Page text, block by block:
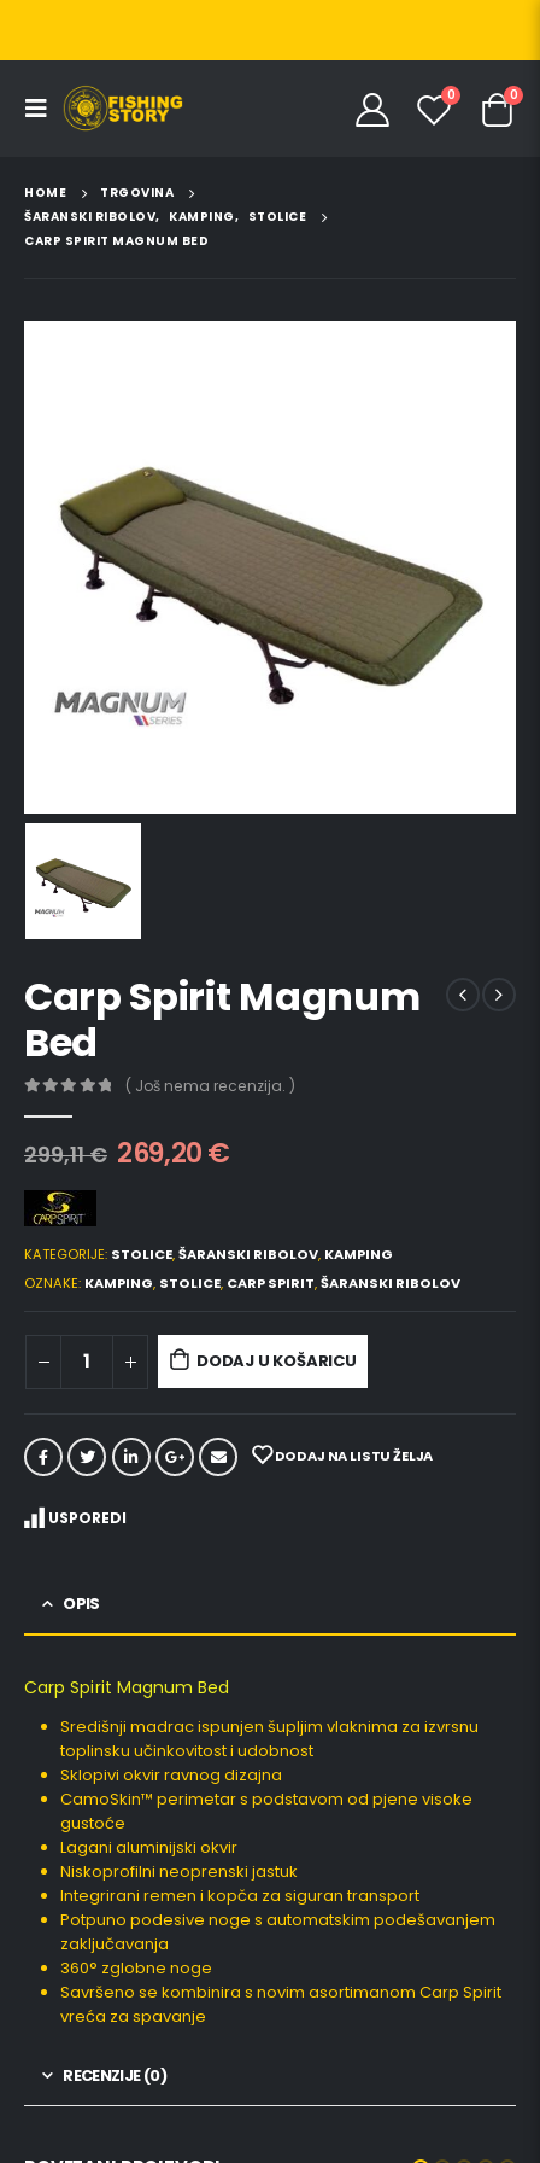
0 0
HOME
TRGOVINA
ŠARANSKI RIBOLOV, KAMPING, STOLICE
CARP SPIRIT MAGNUM BED
Carp Spirit Magnum
Bed
( Još nema recenzija. )
299,11€ 269,20€
KATEGORIJE: STOLICE,ŠARANSKI RIBOLOV, KAMPING
OZNAKE: KAMPING, STOLICE, CARP SPIRIT,ŠARANSKI RIBOLOV
DODAJ U KOŠARICU
DODAJ NA LISTU ŽELJA
USPOREDI
OPIS
Carp Spirit Magnum Bed
Središnji madrac ispunjen šupljim vlaknima za izvrsnu
toplinsku učinkovitost i udobnost
Sklopivi okvir ravnog dizajna
CamoSkin™ perimetar s podstavom od pjene visoke
gustoće
Lagani aluminijski okvir
Niskoprofilni neoprenski jastuk
Integrirani remen i kopča za siguran transport
Potpuno podesive noge s automatskim podešavanjem
zaključavanja
360° zglobne noge
Savršeno se kombinira s novim asortimanom Carp Spirit
vreća za spavanje
RECENZIJE (0)